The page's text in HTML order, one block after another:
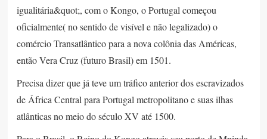
igualitária&quot;, com o Kongo, o Portugal começou
oficialmente( no sentido de visível e não legalizado) o
comércio Transatlântico para a nova colônia das Américas,
então Vera Cruz (futuro Brasil) em 1501.
Precisa dizer que já teve um tráfico anterior dos escravizados
de África Central para Portugal metropolitano e suas ilhas
atlânticas no meio do século XV até 1500.